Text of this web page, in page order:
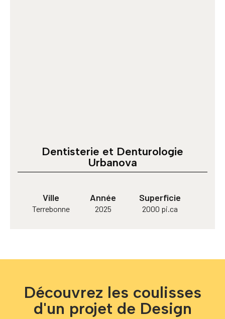
Dentisterie et Denturologie
Urbanova
Ville
Terrebonne
Année
2025
Superficie
2000 pi.ca
Découvrez les coulisses
d'un projet de Design